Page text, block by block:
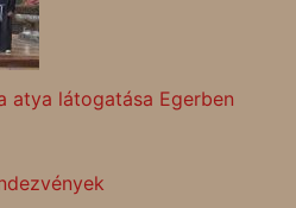
atya látogatása Egerben